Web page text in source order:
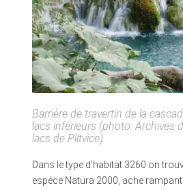
Barrière de travertin de la
lacs inférieurs (photo: Archives
lacs de Plitvice)
Dans le type d’habitat 3260 on
espèce Natura 2000, ache